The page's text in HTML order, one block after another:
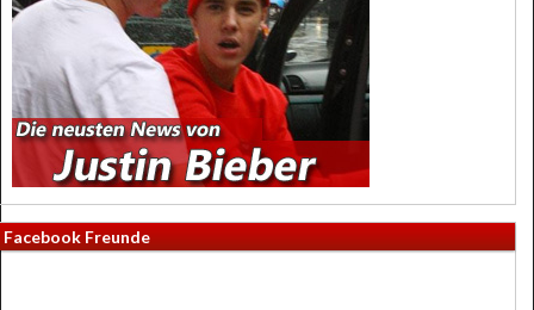
Facebook Freunde